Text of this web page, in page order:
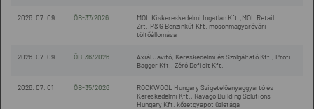
2026. 07. 09 ÖB-37/2026
MOL Kiskereskedelmi Ingatlan Kft.,MOL Retail
Zrt.,P&G Benzinkút Kft. mosonmagyaróvári
töltőállomása
2026. 07. 09 ÖB-36/2026
Axiál Javító, Kereskedelmi és Szolgáltató Kft., Profi-
Bagger Kft., Zéró Deficit Kft.
2026. 07. 01 ÖB-35/2026
ROCKWOOL Hungary Szigetelőanyaggyártó és
Kereskedelmi Kft., Ravago Building Solutions
Hungary Kft. kőzetgyapot üzletága